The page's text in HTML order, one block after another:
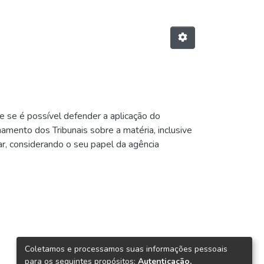
se é possível defender a aplicação do
dos Tribunais sobre a matéria, inclusive
considerando o seu papel da agência
desafios atuais, e o oferecimento de saúde
Coletamos e processamos suas informações pessoais
para os seguintes propósitos: Autenticação,